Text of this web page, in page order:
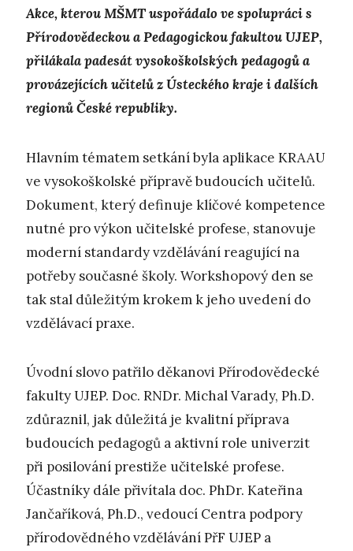
Akce, kterou MŠMT uspořádalo ve spolupráci s
Přírodovědeckou a Pedagogickou fakultou UJEP,
přilákala padesát vysokoškolských pedagogů a
provázejících učitelů z Ústeckého kraje i dalších
regionů České republiky.
Hlavním tématem setkání byla aplikace KRAAU
ve vysokoškolské přípravě budoucích učitelů.
Dokument, který definuje klíčové kompetence
nutné pro výkon učitelské profese, stanovuje
moderní standardy vzdělávání reagující na
potřeby současné školy. Workshopový den se
tak stal důležitým krokem k jeho uvedení do
vzdělávací praxe.
Úvodní slovo patřilo děkanovi Přírodovědecké
fakulty UJEP. Doc. RNDr. Michal Varady, Ph.D.
zdůraznil, jak důležitá je kvalitní příprava
budoucích pedagogů a aktivní role univerzit
při posilování prestiže učitelské profese.
Účastníky dále přivítala doc. PhDr. Kateřina
Jančaříková, Ph.D., vedoucí Centra podpory
přírodovědného vzdělávání PřF UJEP a